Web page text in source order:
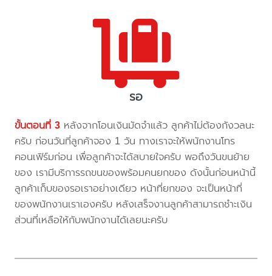
รอ
ขั้นตอนที่ 3 หลังจากโอนเงินมัดจำแล้ว ลูกค้าไม่ต้องกังวลนะ
ครับ ก่อนวันที่ลูกค้าจอง 1 วัน ทางเราจะให้พนักงานโทร
คอนเฟิร์มก่อน เพื่อลูกค้าจะได้สบายใจครับ พอถึงวันขนย้าย
ของ เรามีบริการรถขนของพร้อมคนยกของ ดังนั้นก่อนหน้านี้
ลูกค้าเก็บของรอเราอย่างเดียว หน้าที่ยกของ จะเป็นหน้าที่
ของพนักงานเราเองครับ หลังเสร็จงานลูกค้าสามารถชำะเงิน
ส่วนที่เหลือให้กับพนักงานได้เลยนะครับ